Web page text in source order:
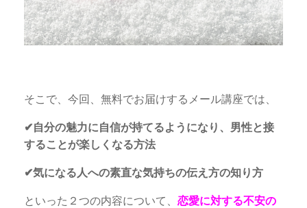
そこで、今回、無料でお届けするメール講座では、
✔︎自分の魅力に自信が持てるようになり、男性と接
することが楽しくなる方法
✔︎気になる人への素直な気持ちの伝え方の知り方
といった２つの内容について、 恋愛に対する不安の